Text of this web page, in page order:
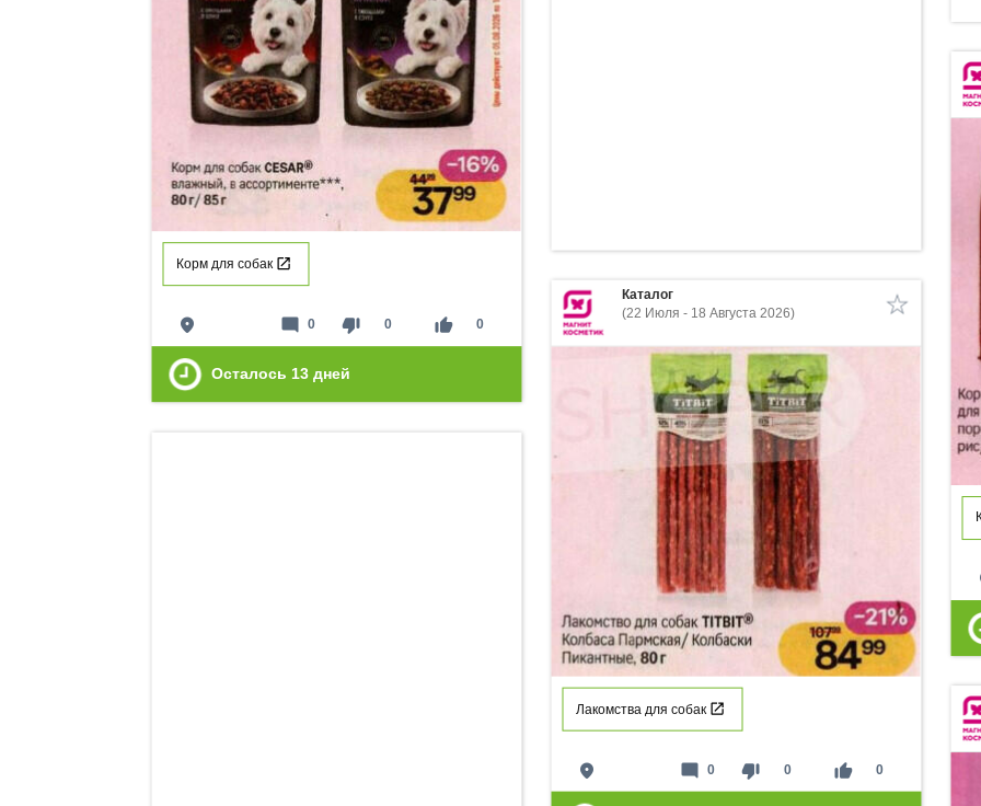
Корм для собак
place thumb_down 0 thumb_up 0
mode_comment 0
Осталось 13 дней
Каталог
(22 Июля - 18 Августа 2026)
Лакомства для собак
place thumb_down 0 thumb_up 0
mode_comment 0